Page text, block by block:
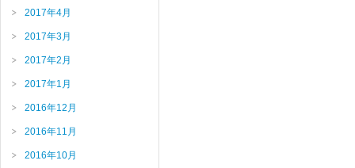
2017年4月
2017年3月
2017年2月
2017年1月
2016年12月
2016年11月
2016年10月